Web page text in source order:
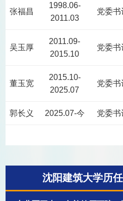
张福昌
1998.06-
2011.03
党委书
吴玉厚
2011.09-
2015.10
党委书
董玉宽
2015.10-
2025.07
党委书
郭长义 2025.07-今 党委书
沈阳建筑大学历